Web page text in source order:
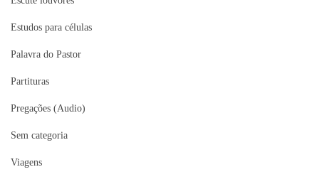
Estudos para células
Palavra do Pastor
Partituras
Pregações (Audio)
Sem categoria
Viagens